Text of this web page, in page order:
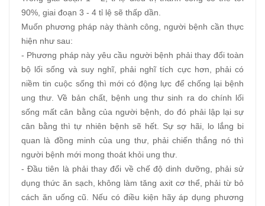
90%, giai đoạn 3 - 4 tỉ lệ sẽ thấp dần.
Muốn phương pháp này thành công, người bệnh cần thực
hiện như sau:
- Phương pháp này yêu cầu người bệnh phải thay đổi toàn
bộ lối sống và suy nghĩ, phải nghĩ tích cực hơn, phải có
niềm tin cuộc sống thì mới có động lực để chống lại bệnh
ung thư. Về bản chất, bệnh ung thư sinh ra do chính lối
sống mất cân bằng của người bệnh, do đó phải lập lại sự
cân bằng thì tự nhiên bệnh sẽ hết. Sự sợ hãi, lo lắng bi
quan là đồng minh của ung thư, phải chiến thắng nó thì
người bệnh mới mong thoát khỏi ung thư.
- Đầu tiên là phải thay đổi về chế độ dinh dưỡng, phải sử
dụng thức ăn sạch, không làm tăng axit cơ thể, phải từ bỏ
cách ăn uống cũ. Nếu có điều kiện hãy áp dụng phương